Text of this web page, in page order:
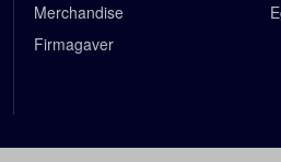
Merchandise
Firmagaver